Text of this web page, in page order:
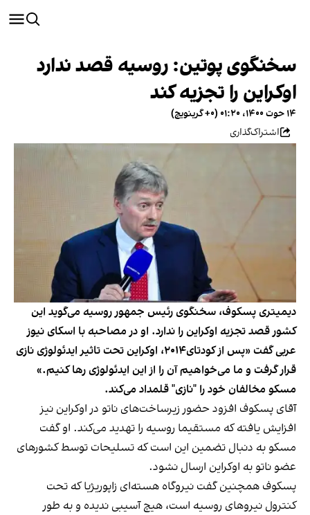
سخنگوی پوتین: روسیه قصد ندارد
اوکراین را تجزیه کند
۱۴ حوت ۱۴۰۰، ۰۱:۲۰ (‎+۰ گرینویچ)
اشتراک‌گذاری
دیمیتری پسکوف، سخنگوی رئیس جمهور روسیه می‌گوید این
کشور قصد تجزیه اوکراین را ندارد. او در مصاحبه با اسکای نیوز
عربی گفت «پس از کودتای۲۰۱۴، اوکراین تحت تاثیر ایدئولوژی نازی
قرار گرفت و ما می‌خواهیم آن را از این ایدئولوژی رها کنیم.»
مسکو مخالفان خود را "نازی" قلمداد می‌کند.
آقای پسکوف افزود حضور زیرساخت‌های ناتو در اوکراین نیز
افزایش یافته که مستقیما روسیه را تهدید می‌کند. او گفت
مسکو به دنبال تضمین این است که تسلیحات توسط کشورهای
عضو ناتو به اوکراین ارسال نشود.
پسکوف همچنین گفت نیروگاه هسته‌ای زاپوریژیا که تحت
کنترول نیروهای روسیه است، هیچ آسیبی ندیده و به طور